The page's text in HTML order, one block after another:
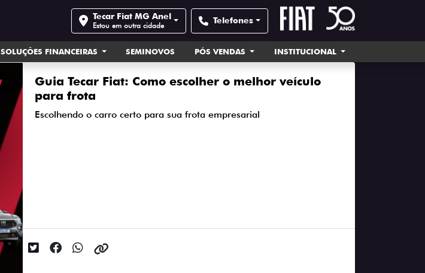
Tecar Fiat MG Anel
Estou em outra cidade Telefones
SOLUÇÕES FINANCEIRAS SEMINOVOS PÓS VENDAS INSTITUCIONAL
Guia Tecar Fiat: Como escolher o melhor veículo
para frota
Escolhendo o carro certo para sua frota empresarial